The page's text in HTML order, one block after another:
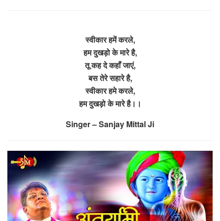
स्वीकार हमें करले,
हम दुखड़ो के मारे है,
तू कह दे कहाँ जाएं,
बस तेरे सहारे है,
स्वीकार हमे करले,
हम दुखड़ो के मारे है।।
Singer – Sanjay Mittal Ji